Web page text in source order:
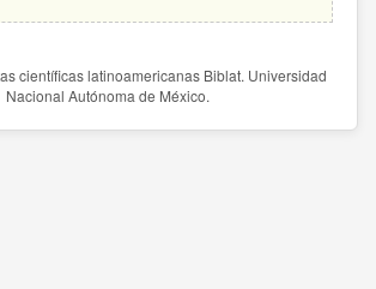
científicas latinoamericanas Biblat. Universidad
Nacional Autónoma de México.